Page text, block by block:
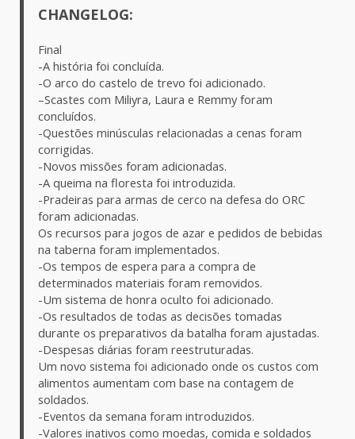
CHANGELOG:
Final
-A história foi concluída.
-O arco do castelo de trevo foi adicionado.
–Scastes com Miliyra, Laura e Remmy foram
concluídos.
-Questões minúsculas relacionadas a cenas foram
corrigidas.
-Novos missões foram adicionadas.
-A queima na floresta foi introduzida.
-Pradeiras para armas de cerco na defesa do ORC
foram adicionadas.
Os recursos para jogos de azar e pedidos de bebidas
na taberna foram implementados.
-Os tempos de espera para a compra de
determinados materiais foram removidos.
-Um sistema de honra oculto foi adicionado.
-Os resultados de todas as decisões tomadas
durante os preparativos da batalha foram ajustadas.
-Despesas diárias foram reestruturadas.
Um novo sistema foi adicionado onde os custos com
alimentos aumentam com base na contagem de
soldados.
-Eventos da semana foram introduzidos.
-Valores inativos como moedas, comida e soldados